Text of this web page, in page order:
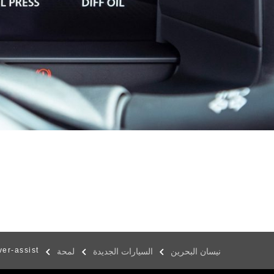
نيسان البحرين السيارات الجديدة لمحة assist